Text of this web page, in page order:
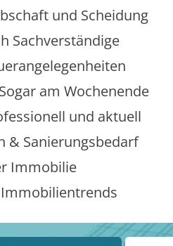
und Scheidung
Sachverständige
Sogar am Wochenende
und aktuell
& Sanierungsbedarf
Immobilie